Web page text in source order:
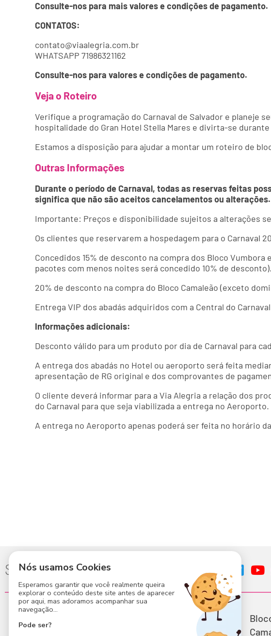
Consulte-nos para mais valores e condições de pagamento.
CONTATOS:
contato@viaalegria.com.br
WHATSAPP 71986321162
Consulte-nos para valores e condições de pagamento.
Veja o Roteiro
Verifique a programação do Carnaval de Salvador e planeje
hospitalidade do Gran Hotel Stella Mares e divirta-se durante
Estamos a disposição para ajudar a montar um roteiro de
Outras Informações
Durante o período de Carnaval, todas as reservas feitas
significa que não são aceitos cancelamentos ou alterações.
Importante: Preços e disponibilidade sujeitos a alterações
Os clientes que reservarem a hospedagem para o Carnaval
Concedidos 15% de desconto na compra dos Bloco
pacotes com menos noites será concedido 10% de desconto).
20% de desconto na compra do Bloco Camaleão (exceto
Entrega VIP dos abadás adquiridos com a Central do
Informações adicionais:
Desconto válido para um produto por dia de Carnaval para
A entrega dos abadás no Hotel ou aeroporto será feita
apresentação de RG original e dos comprovantes de
O cliente deverá informar para a Via Alegria a relação dos
do Carnaval para que seja viabilizada a entrega no Aeroporto.
A entrega no Aeroporto apenas poderá ser feita no horário
Siga-nos para mais novidades
Nós usamos Cookies
Esperamos garantir que você realmente queira
explorar o conteúdo deste site antes de aparecer
por aqui, mas adoramos acompanhar sua
navegação...
Pode ser?